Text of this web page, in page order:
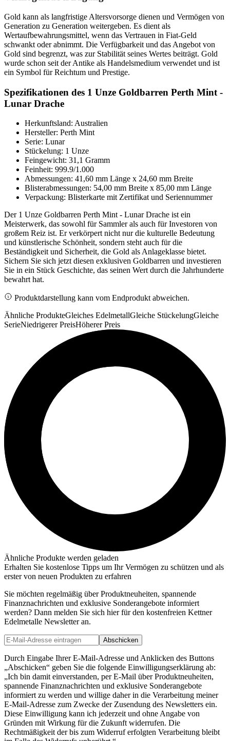
Gold kann als langfristige Altersvorsorge dienen und Vermögen von
Generation zu Generation weitergeben. Es dient als
Wertaufbewahrungsmittel, wenn das Vertrauen in Fiat-Geld
schwankt oder abnimmt. Die Verfügbarkeit und das Angebot von
Gold sind begrenzt, was zur Stabilität seines Wertes beiträgt. Gold
wurde schon seit der Antike als Handelsmedium verwendet und ist
ein Symbol für Reichtum und Prestige.
Spezifikationen des 1 Unze Goldbarren Perth Mint -
Lunar Drache
Herkunftsland: Australien
Hersteller: Perth Mint
Serie: Lunar
Stückelung: 1 Unze
Feingewicht: 31,1 Gramm
Feinheit: 999.9/1.000
Abmessungen: 41,60 mm Länge x 24,60 mm Breite
Blisterabmessungen: 54,00 mm Breite x 85,00 mm Länge
Verpackung: Blisterkarte mit Zertifikat und Seriennummer
Der 1 Unze Goldbarren Perth Mint - Lunar Drache ist ein
Meisterwerk, das sowohl für Sammler als auch für Investoren von
großem Reiz ist. Er verkörpert nicht nur die kulturelle Bedeutung
und künstlerische Schönheit, sondern steht auch für die
Beständigkeit und Sicherheit, die Gold als Anlageklasse bietet.
Sichern Sie sich jetzt diesen exklusiven Goldbarren und investieren
Sie in ein Stück Geschichte, das seinen Wert durch die Jahrhunderte
bewahrt hat.
Produktdarstellung kann vom Endprodukt abweichen.
Ähnliche ProdukteGleiches EdelmetallGleiche StückelungGleiche
SerieNiedrigerer PreisHöherer Preis
Ähnliche Produkte werden geladen
Erhalten Sie kostenlose Tipps um Ihr Vermögen zu schützen und als
erster von neuen Produkten zu erfahren
Sie möchten regelmäßig über Produktneuheiten, spannende
Finanznachrichten und exklusive Sonderangebote informiert
werden? Dann melden Sie sich hier für den kostenfreien Kettner
Edelmetalle Newsletter an.
Abschicken
Durch Eingabe Ihrer E-Mail-Adresse und Anklicken des Buttons
„Abschicken“ geben Sie die folgende Einwilligungserklärung ab:
„Ich bin damit einverstanden, per E-Mail über Produktneuheiten,
spannende Finanznachrichten und exklusive Sonderangebote
informiert zu werden und willige daher in die Verarbeitung meiner
E-Mail-Adresse zum Zwecke der Zusendung des Newsletters ein.
Diese Einwilligung kann ich jederzeit und ohne Angabe von
Gründen mit Wirkung für die Zukunft widerrufen. Die
Rechtmäßigkeit der bis zum Widerruf erfolgten Verarbeitung bleibt